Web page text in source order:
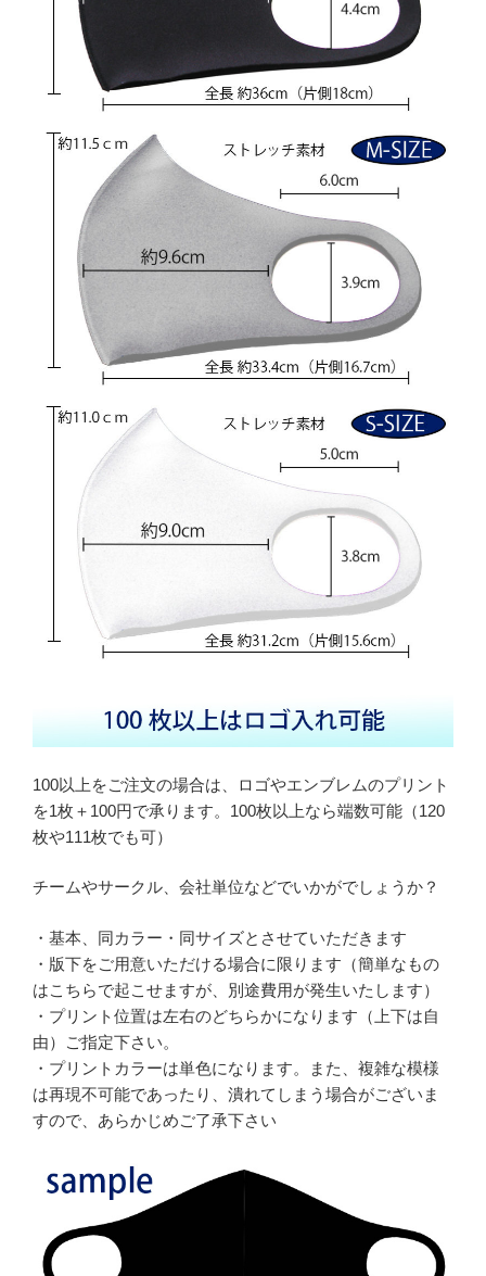
100以上をご注文の場合は、ロゴやエンブレムのプリント
を1枚＋100円で承ります。100枚以上なら端数可能（120
枚や111枚でも可）
チームやサークル、会社単位などでいかがでしょうか？
・基本、同カラー・同サイズとさせていただきます
・版下をご用意いただける場合に限ります（簡単なもの
はこちらで起こせますが、別途費用が発生いたします）
・プリント位置は左右のどちらかになります（上下は自
由）ご指定下さい。
・プリントカラーは単色になります。また、複雑な模様
は再現不可能であったり、潰れてしまう場合がございま
すので、あらかじめご了承下さい